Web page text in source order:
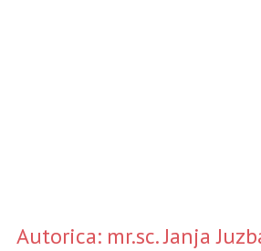
Autorica: mr.sc. Janja